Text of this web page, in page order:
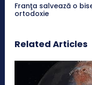
Franţa salvează o
ortodoxie
Related Articles